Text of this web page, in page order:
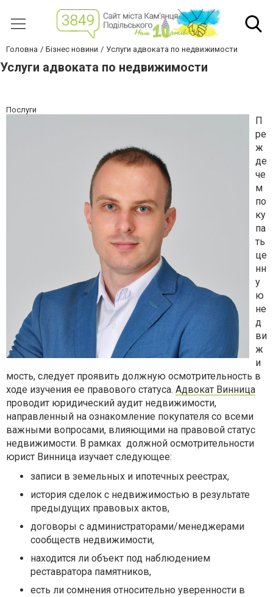
Головна Бізнес новини Услуги адвоката по недвижимости
Услуги адвоката по недвижимости
Послуги
П
ре
ж
де
че
м
по
ку
па
ть
це
нн
у
ю
не
д
ви
ж
и
мость, следует проявить должную осмотрительность в
ходе изучения ее правового статуса. Адвокат Винница
проводит юридический аудит недвижимости,
направленный на ознакомление покупателя со всеми
важными вопросами, влияющими на правовой статус
недвижимости. В рамках должной осмотрительности
юрист Винница изучает следующее:
записи в земельных и ипотечных реестрах,
история сделок с недвижимостью в результате
предыдущих правовых актов,
договоры с администраторами/менеджерами
сообществ недвижимости,
находится ли объект под наблюдением
реставратора памятников,
есть ли сомнения относительно уверенности в